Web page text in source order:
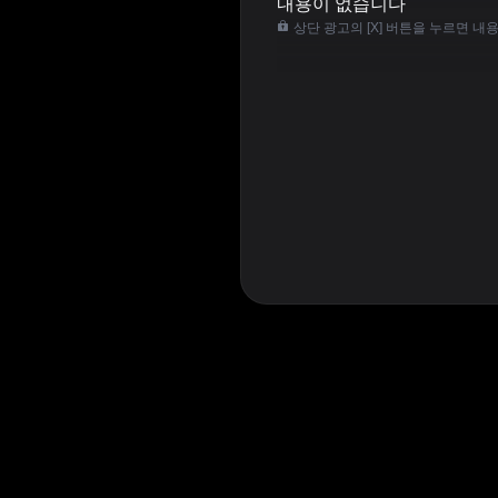
내용이 없습니다
상단 광고의 [X] 버튼을 누르면 내